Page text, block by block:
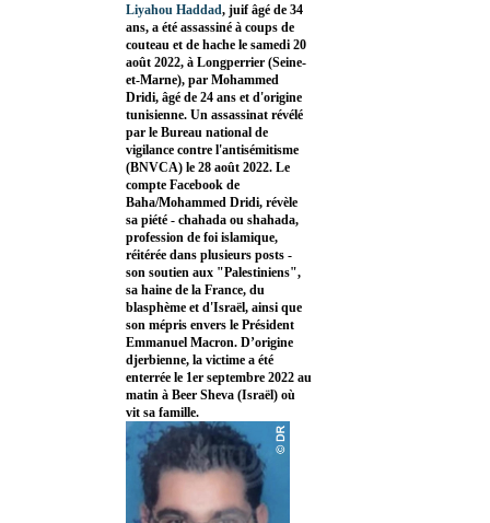
Liyahou Haddad, juif âgé de 34
ans, a été assassiné à coups de
couteau et de hache le samedi 20
août 2022, à Longperrier (Seine-
et-Marne), par Mohammed
Dridi, âgé de 24 ans et d'origine
tunisienne. Un assassinat révélé
par le Bureau national de
vigilance contre l'antisémitisme
(BNVCA) le 28 août 2022. Le
compte Facebook de
Baha/Mohammed Dridi, révèle
sa piété - chahada ou shahada,
profession de foi islamique,
réitérée dans plusieurs posts -
son soutien aux "Palestiniens",
sa haine de la France, du
blasphème et d'Israël, ainsi que
son mépris envers le Président
Emmanuel Macron. D’origine
djerbienne, la victime a été
enterrée le 1er septembre 2022 au
matin à Beer Sheva (Israël) où
vit sa famille.